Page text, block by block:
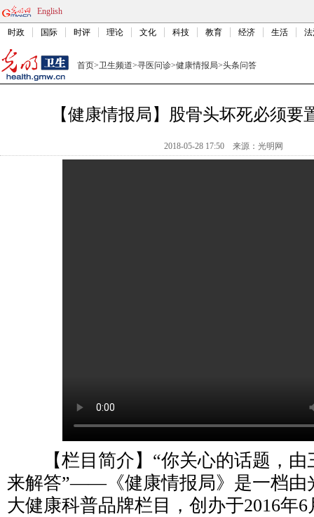
English
时政 国际 时评 理论 文化 科技 教育 经济 生活
首页>卫生频道>寻医问诊>健康情报局>头条问答
【健康情报局】股骨头坏死必须要
2018-05-28 17:50 来源：光明网
【栏目简介】“你关心的话题，由
来解答”——《健康情报局》是一档由
大健康科普品牌栏目，创办于2016年